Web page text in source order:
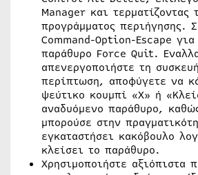
Manager και τερματίζοντας
προγράμματος περιήγησης.
Command-Option-Escape
παράθυρο Force Quit.
απενεργοποιήστε τη
περίπτωση, αποφύγετε να
ψεύτικο κουμπί «X» ή
αναδυόμενο παράθυρο,
μπορούσε στην
εγκαταστήσει κακόβουλο
κλείσει το παράθυρο.
Χρησιμοποιήστε αξιόπιστα